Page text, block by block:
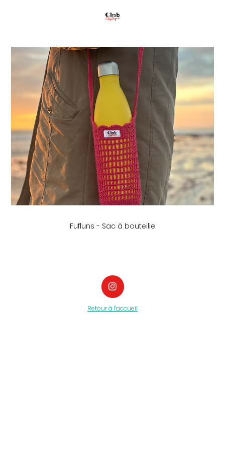
Fufluns - Sac à bouteille
Retour àl'accueil